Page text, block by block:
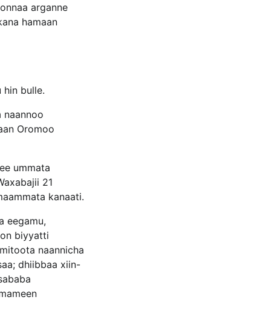
arganne
hamaan
bulle.
naannoo
Oromoo
ummata
21
kanaati.
eegamu,
biyyatti
naannicha
dhiibbaa xiin-